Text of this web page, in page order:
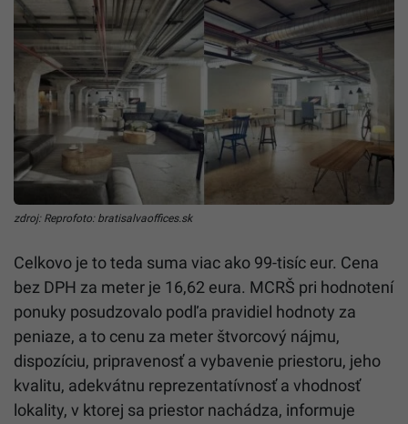
zdroj: Reprofoto: bratisalvaoffices.sk
Celkovo je to teda suma viac ako 99-tisíc eur. Cena
bez DPH za meter je 16,62 eura. MCRŠ pri hodnotení
ponuky posudzovalo podľa pravidiel hodnoty za
peniaze, a to cenu za meter štvorcový nájmu,
dispozíciu, pripravenosť a vybavenie priestoru, jeho
kvalitu, adekvátnu reprezentatívnosť a vhodnosť
lokality, v ktorej sa priestor nachádza, informuje